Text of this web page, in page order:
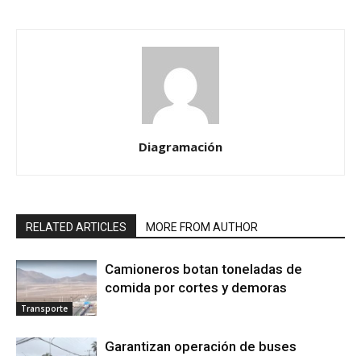
Diagramación
RELATED ARTICLES MORE FROM AUTHOR
Transporte
Camioneros botan toneladas de
comida por cortes y demoras
Garantizan operación de buses